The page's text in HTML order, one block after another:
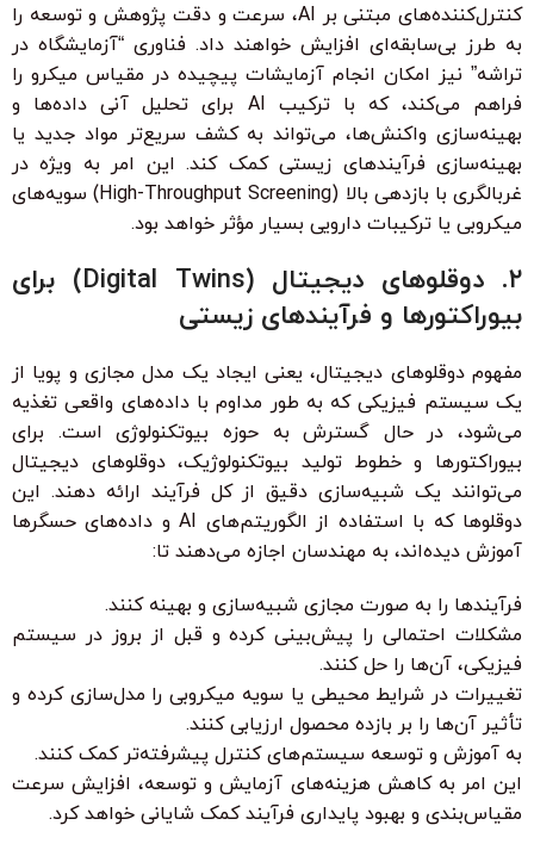
کنترل‌کننده‌های مبتنی بر AI، سرعت و دقت پژوهش و توسعه را
به طرز بی‌سابقه‌ای افزایش خواهند داد. فناوری “آزمایشگاه در
تراشه” نیز امکان انجام آزمایشات پیچیده در مقیاس میکرو را
فراهم می‌کند، که با ترکیب AI برای تحلیل آنی داده‌ها و
بهینه‌سازی واکنش‌ها، می‌تواند به کشف سریع‌تر مواد جدید یا
بهینه‌سازی فرآیندهای زیستی کمک کند. این امر به ویژه در
غربالگری با بازدهی بالا (High-Throughput Screening) سویه‌های
میکروبی یا ترکیبات دارویی بسیار مؤثر خواهد بود.
۲. دوقلوهای دیجیتال (Digital Twins) برای
بیوراکتورها و فرآیندهای زیستی
مفهوم دوقلوهای دیجیتال، یعنی ایجاد یک مدل مجازی و پویا از
یک سیستم فیزیکی که به طور مداوم با داده‌های واقعی تغذیه
می‌شود، در حال گسترش به حوزه بیوتکنولوژی است. برای
بیوراکتورها و خطوط تولید بیوتکنولوژیک، دوقلوهای دیجیتال
می‌توانند یک شبیه‌سازی دقیق از کل فرآیند ارائه دهند. این
دوقلوها که با استفاده از الگوریتم‌های AI و داده‌های حسگرها
آموزش دیده‌اند، به مهندسان اجازه می‌دهند تا:
فرآیندها را به صورت مجازی شبیه‌سازی و بهینه کنند.
مشکلات احتمالی را پیش‌بینی کرده و قبل از بروز در سیستم
فیزیکی، آن‌ها را حل کنند.
تغییرات در شرایط محیطی یا سویه میکروبی را مدل‌سازی کرده و
تأثیر آن‌ها را بر بازده محصول ارزیابی کنند.
به آموزش و توسعه سیستم‌های کنترل پیشرفته‌تر کمک کنند.
این امر به کاهش هزینه‌های آزمایش و توسعه، افزایش سرعت
مقیاس‌بندی و بهبود پایداری فرآیند کمک شایانی خواهد کرد.